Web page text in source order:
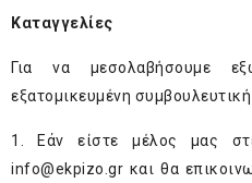
Καταγγελίες
Για να μεσολαβήσουμε
εξατομικευμένη
1. Εάν είστε μέλος μας
info@ekpizo.gr και θα